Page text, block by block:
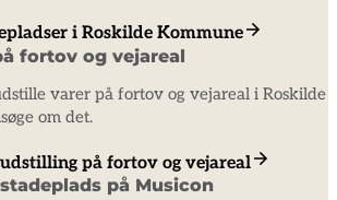
i Roskilde Kommune
fortov og vejareal
varer på fortov og vejareal i Roskilde
om det.
på fortov og vejareal
på Musicon